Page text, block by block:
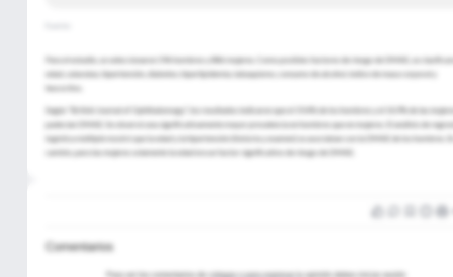
Para el estudio, se seleccionaron 596 hombres y 886 mujeres. Como posibles factores de riesgo de DMAE, se
edad, cataratas, hipertensión, diabetes, hiperlipidemia, tabaquismo, consumo de alcohol, índice de masa corporal y
leucocitos.
Según "British Journal of Ophthalomogy", los resultados indicaron que el 19,4% de los hombres y el 14,9% de las
padecían DMAE. Se observó una significativamente mayor prevalencia en hombres que en mujeres. El análisis de
logística múltiple mostró que la edad y la hipertensión (historia y examen) se asociaban con la DMAE de los hombres. En
cambio, para las mujeres solamente la edad era un factor significativo de riesgo de DMAE.
Comentarios
Para ver los comentarios de colegas o para expresar tu opinión debes iniciar sesión